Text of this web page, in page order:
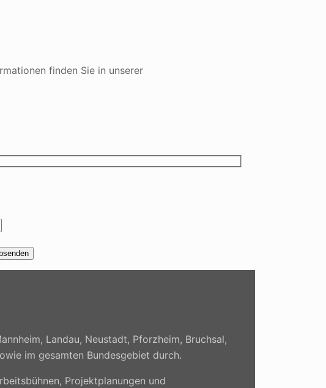
finden Sie in unserer
Landau, Neustadt, Pforzheim, Bruchsal,
im gesamten Bundesgebiet durch.
Projektplanungen und